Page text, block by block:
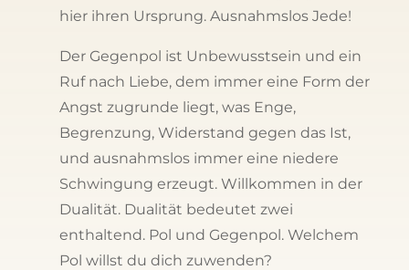
hier ihren Ursprung. Ausnahmslos Jede!
Der Gegenpol ist Unbewusstsein und ein
Ruf nach Liebe, dem immer eine Form der
Angst zugrunde liegt, was Enge,
Begrenzung, Widerstand gegen das Ist,
und ausnahmslos immer eine niedere
Schwingung erzeugt. Willkommen in der
Dualität. Dualität bedeutet zwei
enthaltend. Pol und Gegenpol. Welchem
Pol willst du dich zuwenden?